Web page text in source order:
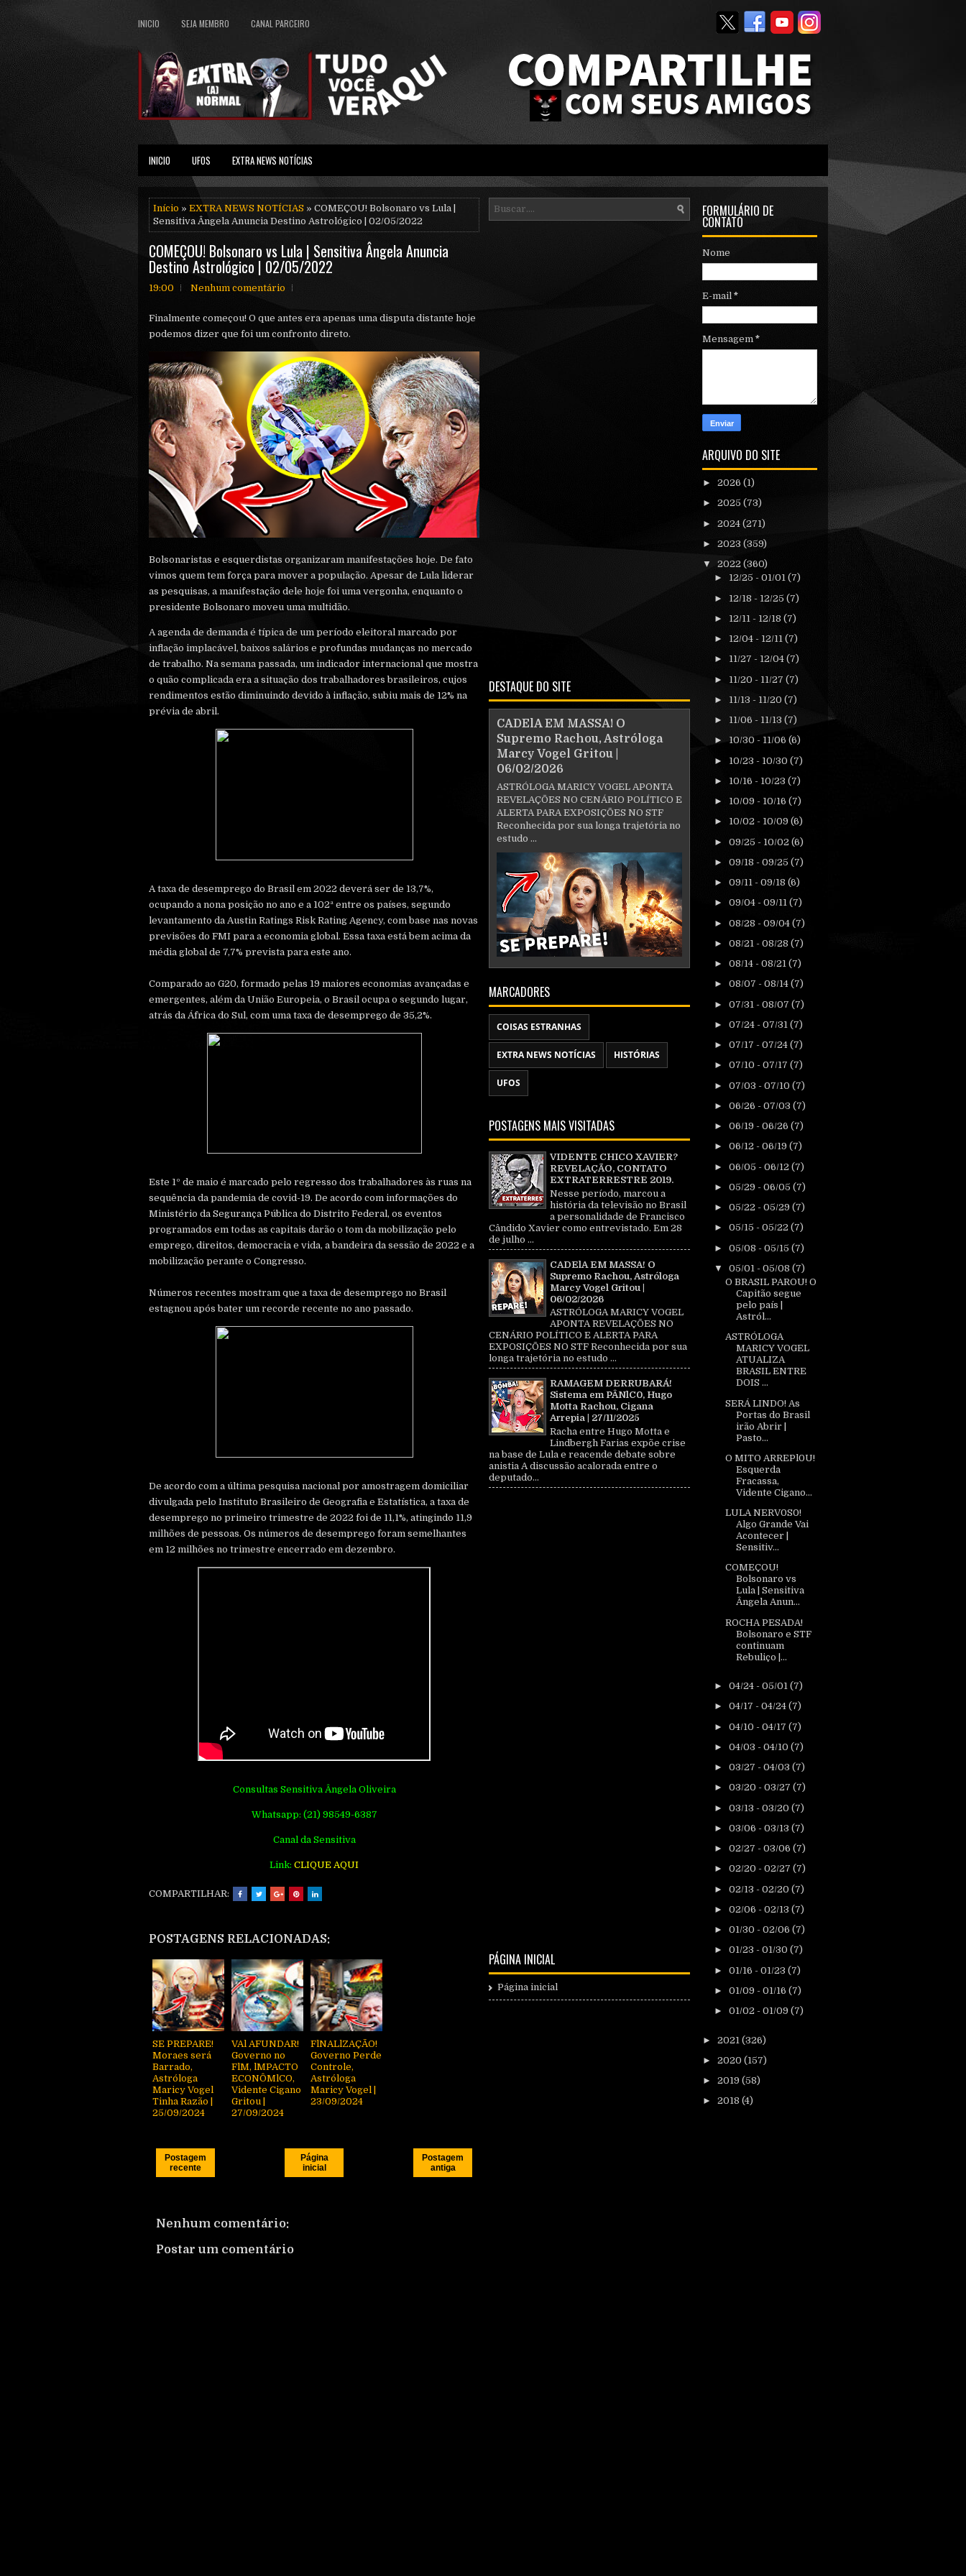
INICIO SEJA MEMBRO CANAL PARCEIRO
INICIO UFOS EXTRA NEWS NOTÍCIAS
Início » EXTRA NEWS NOTÍCIAS » COMEÇOU! Bolsonaro vs Lula |
Sensitiva Ângela Anuncia Destino Astrológico | 02/05/2022
COMEÇOU! Bolsonaro vs Lula | Sensitiva Ângela Anuncia
Destino Astrológico | 02/05/2022
19:00 Nenhum comentário
Finalmente começou! O que antes era apenas uma disputa distante hoje
podemos dizer que foi um confronto direto.
Bolsonaristas e esquerdistas organizaram manifestações hoje. De fato
vimos quem tem força para mover a população. Apesar de Lula liderar
as pesquisas, a manifestação dele hoje foi uma vergonha, enquanto o
presidente Bolsonaro moveu uma multidão.
A agenda de demanda é típica de um período eleitoral marcado por
inflação implacável, baixos salários e profundas mudanças no mercado
de trabalho. Na semana passada, um indicador internacional que mostra
o quão complicada era a situação dos trabalhadores brasileiros, cujos
rendimentos estão diminuindo devido à inflação, subiu mais de 12% na
prévia de abril.
A taxa de desemprego do Brasil em 2022 deverá ser de 13,7%,
ocupando a nona posição no ano e a 102ª entre os países, segundo
levantamento da Austin Ratings Risk Rating Agency, com base nas novas
previsões do FMI para a economia global. Essa taxa está bem acima da
média global de 7,7% prevista para este ano.
Comparado ao G20, formado pelas 19 maiores economias avançadas e
emergentes, além da União Europeia, o Brasil ocupa o segundo lugar,
atrás da África do Sul, com uma taxa de desemprego de 35,2%.
Este 1º de maio é marcado pelo regresso dos trabalhadores às ruas na
sequência da pandemia de covid-19. De acordo com informações do
Ministério da Segurança Pública do Distrito Federal, os eventos
programados em todas as capitais darão o tom da mobilização pelo
emprego, direitos, democracia e vida, a bandeira da sessão de 2022 e a
mobilização perante o Congresso.
Números recentes mostram que a taxa de desemprego no Brasil
estagnou após bater um recorde recente no ano passado.
De acordo com a última pesquisa nacional por amostragem domiciliar
divulgada pelo Instituto Brasileiro de Geografia e Estatística, a taxa de
desemprego no primeiro trimestre de 2022 foi de 11,1%, atingindo 11,9
milhões de pessoas. Os números de desemprego foram semelhantes
em 12 milhões no trimestre encerrado em dezembro.
Consultas Sensitiva Ângela Oliveira
Whatsapp: (21) 98549-6387
Canal da Sensitiva
Link: CLIQUE AQUI
COMPARTILHAR:
POSTAGENS RELACIONADAS:
SE PREPARE!
Moraes será
Barrado,
Astróloga
Maricy Vogel
Tinha Razão |
25/09/2024
VAl AFUNDAR!
Governo no
FlM, lMPACTO
ECONÔMlCO,
Vidente Cigano
Gritou |
27/09/2024
FlNALlZAÇÃO!
Governo Perde
Controle,
Astróloga
Maricy Vogel |
23/09/2024
Postagem
recente
Postagem
antiga
Página
inicial
Nenhum comentário:
Postar um comentário
DESTAQUE DO SITE
CADElA EM MASSA! O
Supremo Rachou, Astróloga
Marcy Vogel Gritou |
06/02/2026
ASTRÓLOGA MARICY VOGEL APONTA
REVELAÇÕES NO CENÁRIO POLÍTICO E
ALERTA PARA EXPOSIÇÕES NO STF
Reconhecida por sua longa trajetória no
estudo ...
MARCADORES
COISAS ESTRANHAS
EXTRA NEWS NOTÍCIAS HISTÓRIAS
UFOS
POSTAGENS MAIS VISITADAS
VIDENTE CHICO XAVIER?
REVELAÇÃO, CONTATO
EXTRATERRESTRE 2019.
Nesse período, marcou a
história da televisão no Brasil
a personalidade de Francisco
Cândido Xavier como entrevistado. Em 28
de julho ...
CADElA EM MASSA! O
Supremo Rachou, Astróloga
Marcy Vogel Gritou |
06/02/2026
ASTRÓLOGA MARICY VOGEL
APONTA REVELAÇÕES NO
CENÁRIO POLÍTICO E ALERTA PARA
EXPOSIÇÕES NO STF Reconhecida por sua
longa trajetória no estudo ...
RAMAGEM DERRUBARÁ!
Sistema em PÂNlC0, Hugo
Motta Rachou, Cigana
Arrepia | 27/11/2025
Racha entre Hugo Motta e
Lindbergh Farias expõe crise
na base de Lula e reacende debate sobre
anistia A discussão acalorada entre o
deputado...
PÁGINA INICIAL
Página inicial
FORMULÁRIO DE
CONTATO
Nome
E-mail *
Mensagem*
ARQUIVO DO SITE
► 2026 (1)
► 2025 (73)
► 2024 (271)
► 2023 (359)
▼ 2022 (360)
► 12/25 - 01/01 (7)
► 12/18 - 12/25 (7)
► 12/11 - 12/18 (7)
► 12/04 - 12/11 (7)
► 11/27 - 12/04 (7)
► 11/20 - 11/27 (7)
► 11/13 - 11/20 (7)
► 11/06 - 11/13 (7)
►10/30 - 11/06 (6)
► 10/23 - 10/30 (7)
► 10/16 - 10/23 (7)
► 10/09 - 10/16 (7)
► 10/02 - 10/09 (6)
► 09/25 - 10/02 (6)
► 09/18 - 09/25 (7)
► 09/11 - 09/18 (6)
► 09/04 - 09/11 (7)
► 08/28 - 09/04 (7)
► 08/21 - 08/28 (7)
► 08/14 - 08/21 (7)
► 08/07 - 08/14 (7)
► 07/31 - 08/07 (7)
► 07/24 - 07/31 (7)
► 07/17 - 07/24 (7)
► 07/10 - 07/17 (7)
► 07/03 - 07/10 (7)
► 06/26 - 07/03 (7)
► 06/19 - 06/26 (7)
► 06/12 - 06/19 (7)
► 06/05 - 06/12 (7)
► 05/29 - 06/05 (7)
► 05/22 - 05/29 (7)
► 05/15 - 05/22 (7)
► 05/08 - 05/15 (7)
▼ 05/01 - 05/08 (7)
O BRASIL PAROU! O
Capitão segue
pelo país |
Astról...
ASTRÓLOGA
MARICY VOGEL
ATUALIZA
BRASIL ENTRE
DOIS ...
SERÁ LINDO! As
Portas do Brasil
irão Abrir |
Pasto...
O MITO ARREPl0U!
Esquerda
Fracassa,
Vidente Cigano...
LULA NERV0S0!
Algo Grande Vai
Acontecer |
Sensitiv...
COMEÇOU!
Bolsonaro vs
Lula | Sensitiva
Ângela Anun...
ROCHA PESADA!
Bolsonaro e STF
continuam
Rebuliço |...
► 04/24 - 05/01 (7)
► 04/17 - 04/24 (7)
► 04/10 - 04/17 (7)
► 04/03 - 04/10 (7)
► 03/27 - 04/03 (7)
► 03/20 - 03/27 (7)
► 03/13 - 03/20 (7)
► 03/06 - 03/13 (7)
► 02/27 - 03/06 (7)
► 02/20 - 02/27 (7)
► 02/13 - 02/20 (7)
► 02/06 - 02/13 (7)
► 01/30 - 02/06 (7)
► 01/23 - 01/30 (7)
► 01/16 - 01/23 (7)
► 01/09 - 01/16 (7)
► 01/02 - 01/09 (7)
► 2021 (326)
► 2020 (157)
► 2019 (58)
► 2018 (4)